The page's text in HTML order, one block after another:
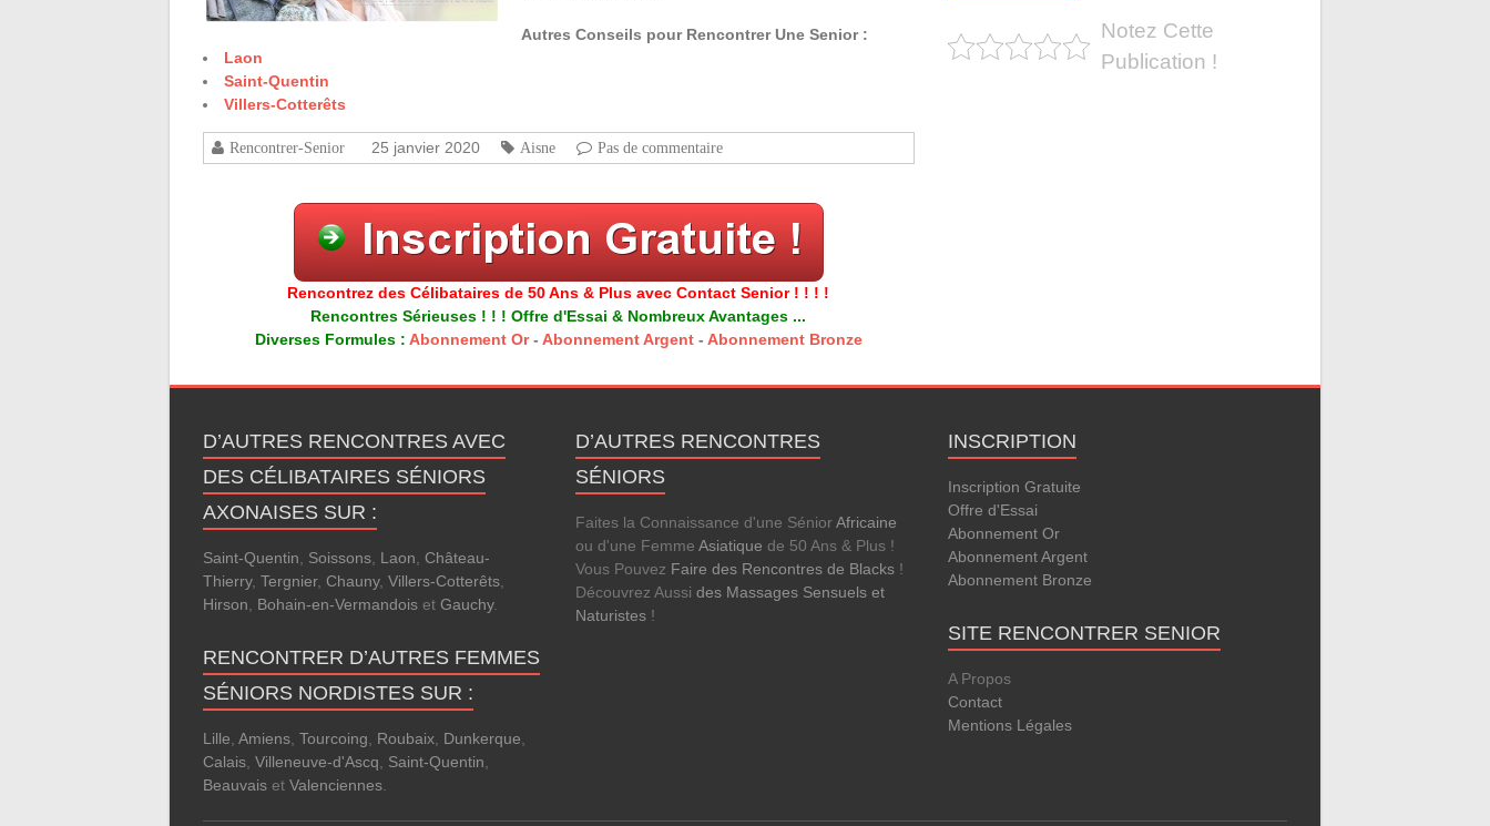
Autres Conseils pour Rencontrer Une Senior :
Laon
Saint-Quentin
Villers-Cotterêts
Rencontrer-Senior 25 janvier 2020 Aisne Pas de commentaire
Rencontrez des Célibataires de 50 Ans & Plus avec Contact Senior ! ! ! !
Rencontres Sérieuses ! ! ! Offre d'Essai & Nombreux Avantages ...
Diverses Formules : Abonnement Or- Abonnement Argent- Abonnement Bronze
Notez Cette
Publication !
D’AUTRES RENCONTRES AVEC
DES CÉLIBATAIRES SÉNIORS
AXONAISES SUR :
Saint-Quentin Soissons Laon Château-
Thierry, Tergnier, Chauny, Villers-Cotterêts
Hirson
Bohain-en-Vermandois et Gauchy.
RENCONTRER D’AUTRES FEMMES
SÉNIORS NORDISTES SUR :
Lille Amiens Tourcoing Roubaix Dunkerque
Calais Villeneuve-d'Ascq Saint-Quentin
Beauvais et Valenciennes
D’AUTRES RENCONTRES
SÉNIORS
Faites la Connaissance d'une SéniorAfricaine
ou d'une Femme Asiatique de 50 Ans & Plus !
Vous Pouvez Faire des Rencontres de Blacks !
Découvrez Aussi des Massages Sensuels et
Naturistes !
INSCRIPTION
Inscription Gratuite
Offre d'Essai
Abonnement Or
Abonnement Argent
Abonnement Bronze
SITE RENCONTRER SENIOR
A Propos
Contact
Mentions Légales